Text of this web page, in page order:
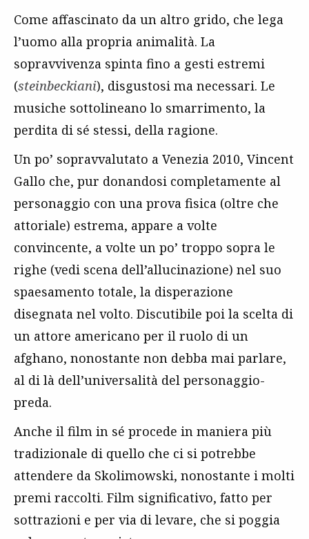
Come affascinato da un altro grido, che lega
l’uomo alla propria animalità. La
sopravvivenza spinta fino a gesti estremi
(steinbeckiani), disgustosi ma necessari. Le
musiche sottolineano lo smarrimento, la
perdita di sé stessi, della ragione.
Un po’ sopravvalutato a Venezia 2010, Vincent
Gallo che, pur donandosi completamente al
personaggio con una prova fisica (oltre che
attoriale) estrema, appare a volte
convincente, a volte un po’ troppo sopra le
righe (vedi scena dell’allucinazione) nel suo
spaesamento totale, la disperazione
disegnata nel volto. Discutibile poi la scelta di
un attore americano per il ruolo di un
afghano, nonostante non debba mai parlare,
al di là dell’universalità del personaggio-
preda.
Anche il film in sé procede in maniera più
tradizionale di quello che ci si potrebbe
attendere da Skolimowski, nonostante i molti
premi raccolti. Film significativo, fatto per
sottrazioni e per via di levare, che si poggia